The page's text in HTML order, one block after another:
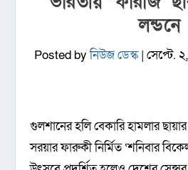
লন্ডনে
Posted byনিউজ ডেস্ক| সেপ্টে.
গুলশানের হলি বেকারি হামলার
সরয়ার ফারুকী নির্মিত ‘শনিবার